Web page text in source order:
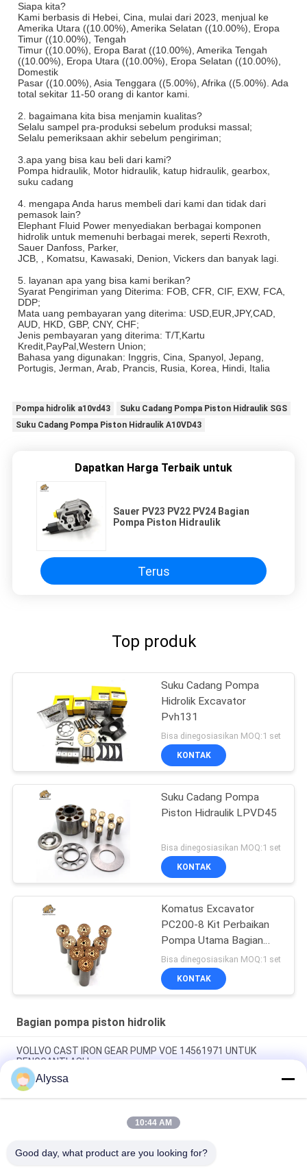
Siapa kita?
Kami berbasis di Hebei, Cina, mulai dari 2023, menjual ke
Amerika Utara ((10.00%), Amerika Selatan ((10.00%), Eropa
Timur ((10.00%), Tengah
Timur ((10.00%), Eropa Barat ((10.00%), Amerika Tengah
((10.00%), Eropa Utara ((10.00%), Eropa Selatan ((10.00%),
Domestik
Pasar ((10.00%), Asia Tenggara ((5.00%), Afrika ((5.00%). Ada
total sekitar 11-50 orang di kantor kami.
2. bagaimana kita bisa menjamin kualitas?
Selalu sampel pra-produksi sebelum produksi massal;
Selalu pemeriksaan akhir sebelum pengiriman;
3.apa yang bisa kau beli dari kami?
Pompa hidraulik, Motor hidraulik, katup hidraulik, gearbox,
suku cadang
4. mengapa Anda harus membeli dari kami dan tidak dari
pemasok lain?
Elephant Fluid Power menyediakan berbagai komponen
hidrolik untuk memenuhi berbagai merek, seperti Rexroth,
Sauer Danfoss, Parker,
JCB, , Komatsu, Kawasaki, Denion, Vickers dan banyak lagi.
5. layanan apa yang bisa kami berikan?
Syarat Pengiriman yang Diterima: FOB, CFR, CIF, EXW, FCA,
DDP;
Mata uang pembayaran yang diterima: USD,EUR,JPY,CAD,
AUD, HKD, GBP, CNY, CHF;
Jenis pembayaran yang diterima: T/T,Kartu
Kredit,PayPal,Western Union;
Bahasa yang digunakan: Inggris, Cina, Spanyol, Jepang,
Portugis, Jerman, Arab, Prancis, Rusia, Korea, Hindi, Italia
Pompa hidrolik a10vd43
Suku Cadang Pompa Piston Hidraulik SGS
Suku Cadang Pompa Piston Hidraulik A10VD43
Dapatkan Harga Terbaik untuk
Sauer PV23 PV22 PV24 Bagian
Pompa Piston Hidraulik
Terus
Top produk
Suku Cadang Pompa
Hidrolik Excavator
Pvh131
Bisa dinegosiasikan MOQ:1 set
KONTAK
Suku Cadang Pompa
Piston Hidraulik LPVD45
Bisa dinegosiasikan MOQ:1 set
KONTAK
Komatus Excavator
PC200-8 Kit Perbaikan
Pompa Utama Bagian
Pompa Hidraulik Pompa
Piston Layanan
Perbaikan Pemeliharaan
Bisa dinegosiasikan MOQ:1 set
KONTAK
Bagian pompa piston hidrolik
VOLLVO CAST IRON GEAR PUMP VOE 14561971 UNTUK
PENGGANTI ASLI
VOLLVO CAST IRON GEAR PUMP VOE 14537295 UNTUK
PENGGANTI ASLI
VOLLVO CAST IRON GEAR PUMP VOE 14782798 UNTUK
Alyssa
10:44 AM
Good day, what product are you looking for?